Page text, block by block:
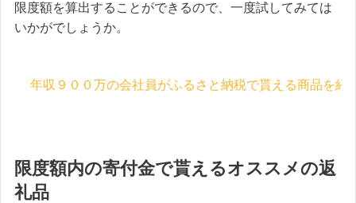
限度額を算出することができるので、一度試してみては
いかがでしょうか。
年収９００万の会社員がふるさと納税で貰える商品を紹
限度額内の寄付金で貰えるオススメの返
礼品